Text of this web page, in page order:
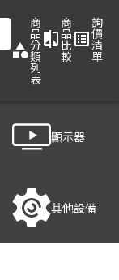
category
商
品
分
類
列
表
compare
商
品
比
較
list_alt
詢
價
清
單
顯示器
其他設備